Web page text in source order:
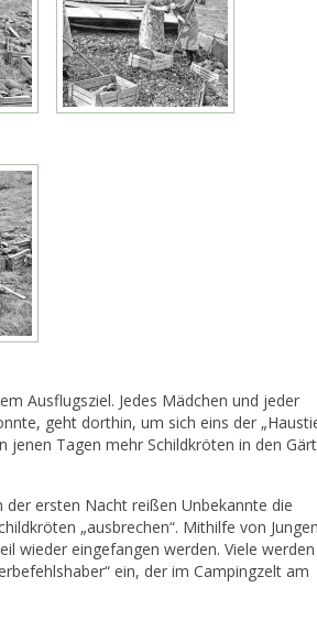
Ausflugsziel. Jedes Mädchen und jeder
geht dorthin, um sich eins der
jenen Tagen mehr Schildkröten in den
ersten Nacht reißen Unbekannte die
„ausbrechen“. Mithilfe von Jungen
wieder eingefangen werden. Viele werden
ein, der im Campingzelt am